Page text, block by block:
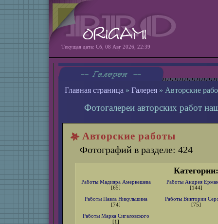
Текущая дата: Сб, 08 Авг 2026, 22:39
Главная страница » Галерея » Авторские
Фотогалереи авторских работ
Авторские работы
Фотографий в разделе: 424
Категории:
Работы Мадияра Амеркешева
[65]
Работы Андрея
[144]
Работы Павла Никульшина
[74]
Работы Виктории
[75]
Работы Марка Сигаловского
[1]